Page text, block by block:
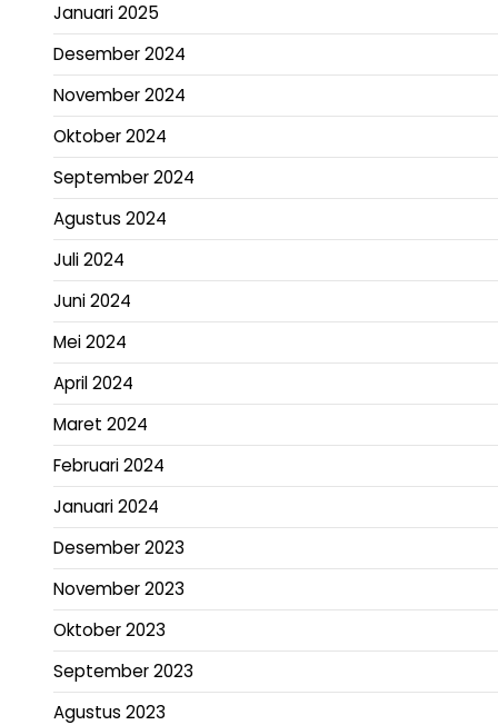
Januari 2025
Desember 2024
November 2024
Oktober 2024
September 2024
Agustus 2024
Juli 2024
Juni 2024
Mei 2024
April 2024
Maret 2024
Februari 2024
Januari 2024
Desember 2023
November 2023
Oktober 2023
September 2023
Agustus 2023